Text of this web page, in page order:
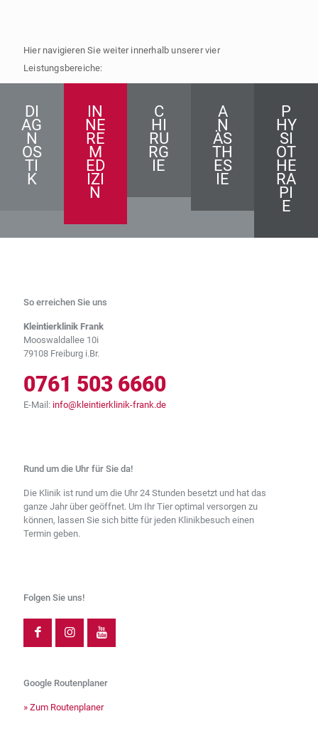
Hier navigieren Sie weiter innerhalb unserer vier
Leistungsbereiche:
DI
AG
N
OS
TI
K
IN
NE
RE
M
ED
IZI
N
C
HI
RU
RG
IE
A
N
ÄS
TH
ES
IE
P
HY
SI
OT
HE
RA
PI
E
So erreichen Sie uns
Kleintierklinik Frank
Mooswaldallee 10i
79108 Freiburg i.Br.
0761 503 6660
E-Mail: info@kleintierklinik-frank.de
Rund um die Uhr für Sie da!
Die Klinik ist rund um die Uhr 24 Stunden besetzt und hat das
ganze Jahr über geöffnet. Um Ihr Tier optimal versorgen zu
können, lassen Sie sich bitte für jeden Klinikbesuch einen
Termin geben.
Folgen Sie uns!
Google Routenplaner
» Zum Routenplaner